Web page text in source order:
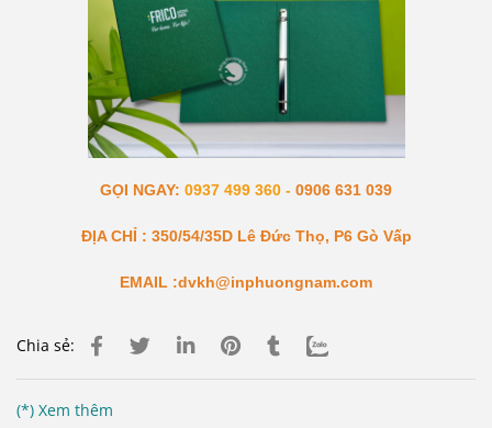
GỌI NGAY: 0937 499 360 - 0906 631 039
ĐỊA CHỈ : 350/54/35D Lê Đức Thọ, P6 Gò Vấp
EMAIL :dvkh@inphuongnam.com
Chia sẻ:
(*) Xem thêm